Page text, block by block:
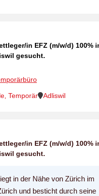
in EFZ (m/w/d) 100%
gesucht.
Temporär Adliswil
in EFZ (m/w/d) 100%
gesucht.
in der Nähe von Zürich im
und besticht durch seine